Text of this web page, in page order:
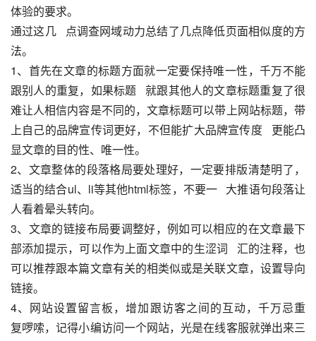
体验的要求。
通过这几   点调查网域动力总结了几点降低页面相似度的方
法。
1、首先在文章的标题方面就一定要保持唯一性，千万不能
跟别人的重复，如果标题   就跟其他人的文章标题重复了很
难让人相信内容是不同的，文章标题可以带上网站标题，带
上自己的品牌宣传词更好，不但能扩大品牌宣传度   更能凸
显文章的目的性、唯一性。
2、文章整体的段落格局要处理好，一定要排版清楚明了，
适当的结合ul、li等其他html标签，不要一   大推语句段落让
人看着晕头转向。
3、文章的链接布局要调整好，例如可以相应的在文章最下
部添加提示，可以作为上面文章中的生涩词   汇的注释，也
可以推荐跟本篇文章有关的相类似或是关联文章，设置导向
链接。
4、网站设置留言板，增加跟访客之间的互动，千万忌重
复啰嗦，记得小编访问一个网站，光是在线客服就弹出来三